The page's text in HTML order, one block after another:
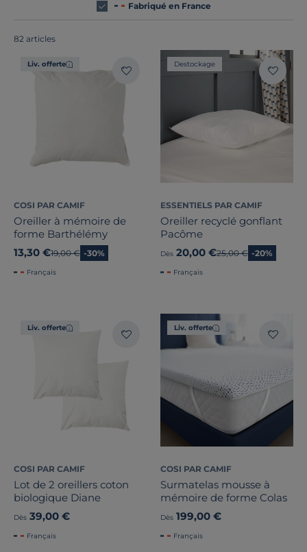
Fabriqué en France
82 articles
Liv. offerte
COSI PAR CAMIF
Oreiller à mémoire de
forme Barthélémy
13,30 €Ancien prix
19,00 € -30%
Français
Destockage
ESSENTIELS PAR CAMIF
Oreiller recyclé gonflant
Pacôme
Dès 20,00 €Ancien prix
25,00 € -20%
Français
Liv. offerte
COSI PAR CAMIF
Lot de 2 oreillers coton
biologique Diane
Dès 39,00 €
Français
Liv. offerte
COSI PAR CAMIF
Surmatelas mousse à
mémoire de forme Colas
Dès 199,00 €
Français
Traitement
Nature de la matière
Composition de l'enveloppe